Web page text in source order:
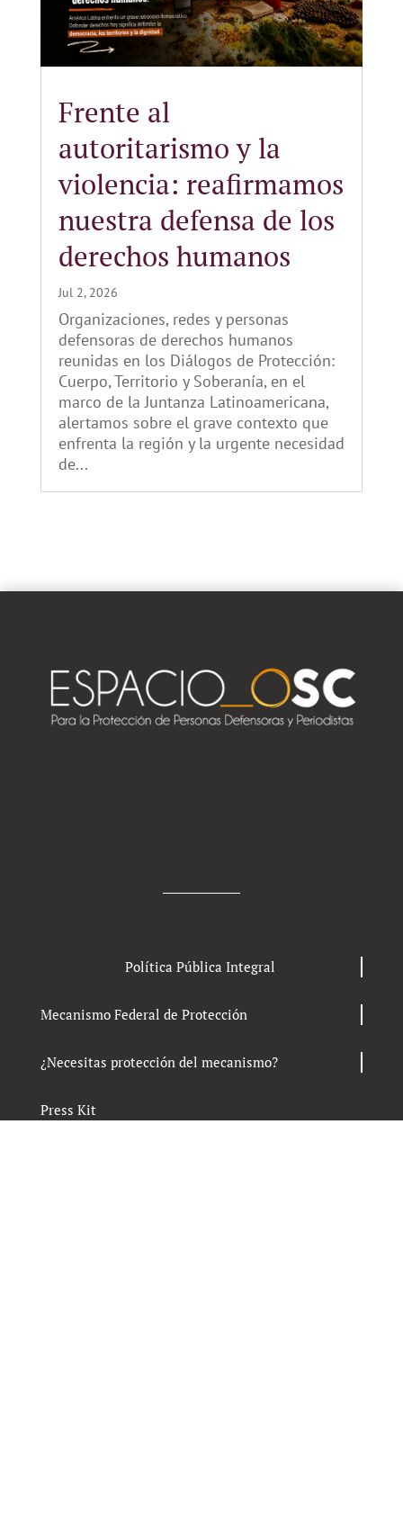
Frente al
autoritarismo y la
violencia: reafirmamos
nuestra defensa de los
derechos humanos
Jul 2, 2026
Organizaciones, redes y personas
defensoras de derechos humanos
reunidas en los Diálogos de Protección:
Cuerpo, Territorio y Soberanía, en el
marco de la Juntanza Latinoamericana,
alertamos sobre el grave contexto que
enfrenta la región y la urgente necesidad
de...
Política Pública Integral
Mecanismo Federal de Protección
¿Necesitas protección del mecanismo?
Press Kit